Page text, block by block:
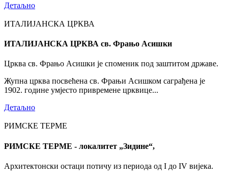
Детаљно
ИТАЛИЈАНСКА ЦРКВА
ИТАЛИЈАНСКА ЦРКВА св. Фрањо Асишки
Црква св. Фрањо Асишки је споменик под заштитом државе.
Жупна црква посвећена св. Фрањи Асишком саграђена је
1902. године умјесто привремене црквице...
Детаљно
РИМСКЕ ТЕРМЕ
РИМСКЕ ТЕРМЕ - локалитет „Зидине“,
Архитектонски остаци потичу из периода од I до IV вијека.